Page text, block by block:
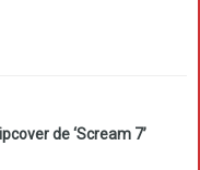
de ‘Scream 7’